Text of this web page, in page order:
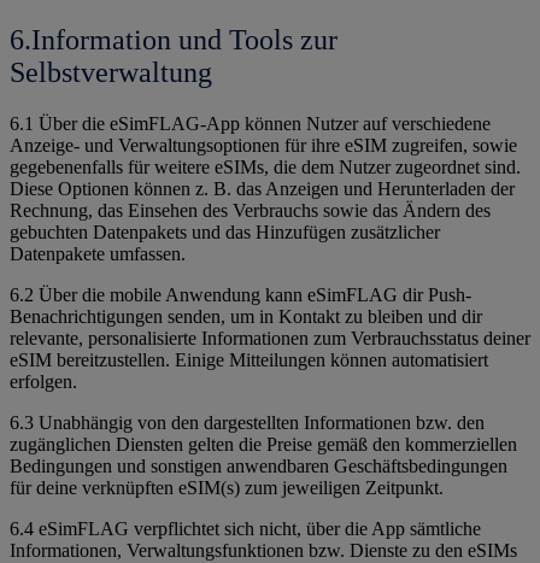
6.Information und Tools zur
Selbstverwaltung
6.1 Über die eSimFLAG-App können Nutzer auf verschiedene
Anzeige- und Verwaltungsoptionen für ihre eSIM zugreifen, sowie
gegebenenfalls für weitere eSIMs, die dem Nutzer zugeordnet sind.
Diese Optionen können z. B. das Anzeigen und Herunterladen der
Rechnung, das Einsehen des Verbrauchs sowie das Ändern des
gebuchten Datenpakets und das Hinzufügen zusätzlicher
Datenpakete umfassen.
6.2 Über die mobile Anwendung kann eSimFLAG dir Push-
Benachrichtigungen senden, um in Kontakt zu bleiben und dir
relevante, personalisierte Informationen zum Verbrauchsstatus deiner
eSIM bereitzustellen. Einige Mitteilungen können automatisiert
erfolgen.
6.3 Unabhängig von den dargestellten Informationen bzw. den
zugänglichen Diensten gelten die Preise gemäß den kommerziellen
Bedingungen und sonstigen anwendbaren Geschäftsbedingungen
für deine verknüpften eSIM(s) zum jeweiligen Zeitpunkt.
6.4 eSimFLAG verpflichtet sich nicht, über die App sämtliche
Informationen, Verwaltungsfunktionen bzw. Dienste zu den eSIMs